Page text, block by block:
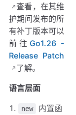
查看，在其维
护期间发布的所
有补丁版本可以
前往 Go1.26 -
Release Patch
了解。
语言层面
new
内置函